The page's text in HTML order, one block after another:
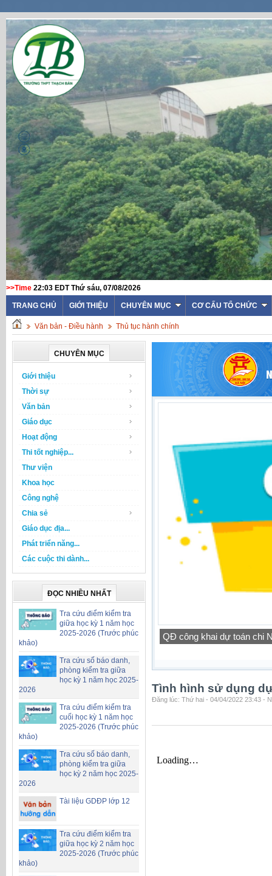
>>Time 22:03 EDT Thứ sáu, 07/08/2026
TRANG CHỦ GIỚI THIỆU CHUYÊN MỤC CƠ CẤU TỔ CHỨC
Văn bản - Điều hành Thủ tục hành chính
CHUYÊN MỤC
Giới thiệu
Thời sự
Văn bản
Giáo dục
Hoạt động
Thi tốt nghiệp...
Thư viện
Khoa học
Công nghệ
Chia sẻ
Giáo dục địa...
Phát triển năng...
Các cuộc thi dành...
ĐỌC NHIỀU NHẤT
Tra cứu điểm kiểm tra
giữa học kỳ 1 năm học
2025-2026 (Trước phúc
khảo)
Tra cứu số báo danh,
phòng kiểm tra giữa
học kỳ 1 năm học 2025-
2026
Tra cứu điểm kiểm tra
cuối học kỳ 1 năm học
2025-2026 (Trước phúc
khảo)
Tra cứu số báo danh,
phòng kiểm tra giữa
học kỳ 2 năm học 2025-
2026
Tài liệu GDĐP lớp 12
Tra cứu điểm kiểm tra
giữa học kỳ 2 năm học
2025-2026 (Trước phúc
khảo)
QĐ công khai dự toán chi
Tình hình sử dụng
Đăng lúc: Thứ hai - 04/04/2022 23:43 -